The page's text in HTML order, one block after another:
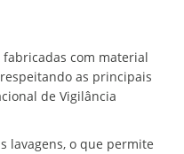
fabricadas com material
as principais
de Vigilância
lavagens, o que permite